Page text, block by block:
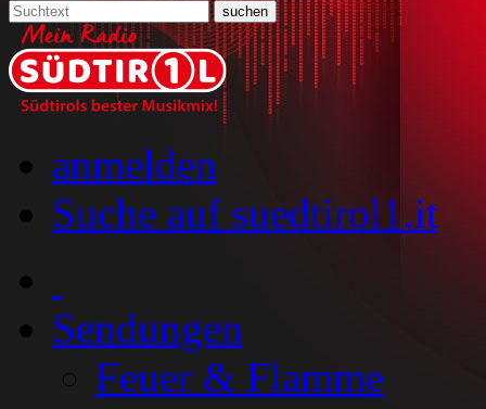
anmelden
Suche auf suedtirol1.it
Sendungen
Feuer & Flamme